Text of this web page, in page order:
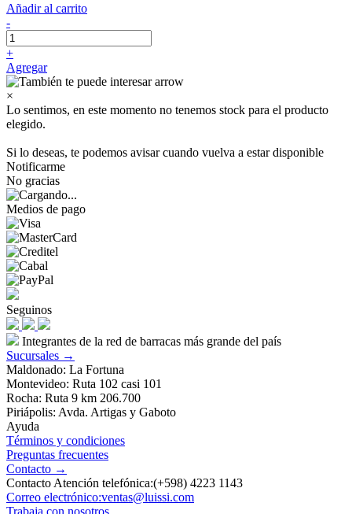
Añadir al carrito
-
+
Agregar
×
Lo sentimos, en este momento no tenemos stock para el producto
elegido.
Si lo deseas, te podemos avisar cuando vuelva a estar disponible
Notificarme
No gracias
Medios de pago
Seguinos
Integrantes de la red de barracas más grande del país
Sucursales →
Maldonado: La Fortuna
Montevideo: Ruta 102 casi 101
Rocha: Ruta 9 km 206.700
Piriápolis: Avda. Artigas y Gaboto
Ayuda
Términos y condiciones
Preguntas frecuentes
Contacto →
Contacto Atención telefónica:(+598) 4223 1143
Correo electrónico:ventas@luissi.com
Trabaja con nosotros